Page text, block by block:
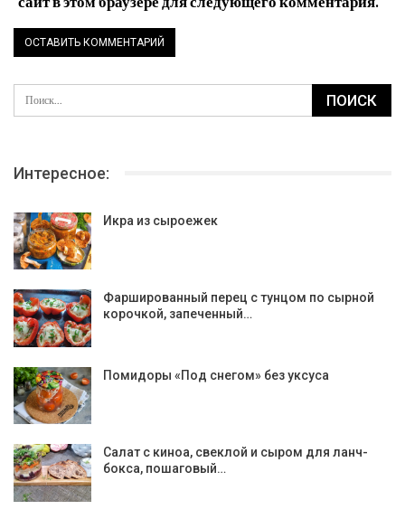
Интересное:
Икра из сыроежек
Фаршированный перец с тунцом по сырной
корочкой, запеченный…
Помидоры «Под снегом» без уксуса
Салат с киноа, свеклой и сыром для ланч-
бокса, пошаговый…